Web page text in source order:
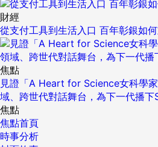
財經
從支付工具到生活入口 百年彰銀如
焦點
見證「A Heart for Science女科學
域、跨世代對話舞台，為下一代播下
焦點
焦點首頁
時事分析